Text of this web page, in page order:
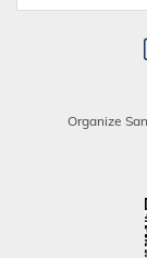
Organize